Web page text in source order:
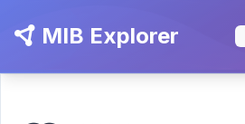
MIB Explorer